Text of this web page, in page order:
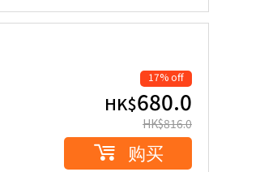
17% off
HK$680.0
HK$816.0
购买